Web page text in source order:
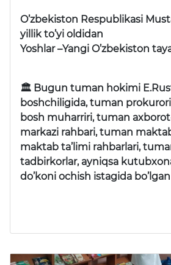
O’zbekiston Respublikasi
yillik to’yi oldidan
Yoshlar –Yangi O’zbekiston
🏛 Bugun tuman hokimi
boshchiligida, tuman
bosh muharriri, tuman
markazi rahbari, tuman
maktab ta’limi rahbarlari,
tadbirkorlar, ayniqsa
do’koni ochish istagida